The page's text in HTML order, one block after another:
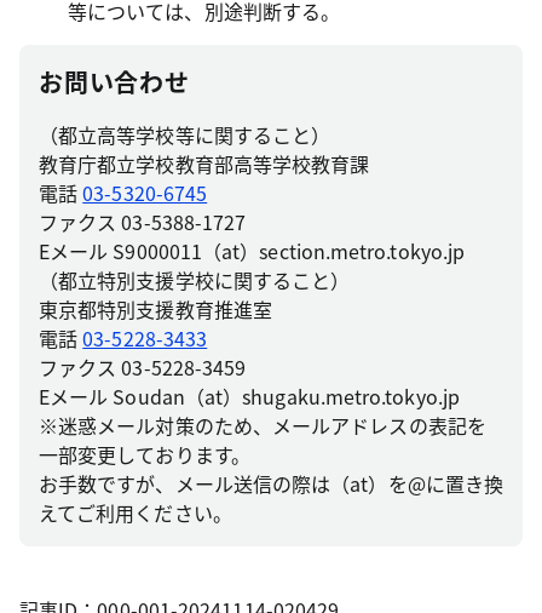
等については、別途判断する。
お問い合わせ
（都立高等学校等に関すること）
教育庁都立学校教育部高等学校教育課
電話03-5320-6745
ファクス 03-5388-1727
Eメール S9000011（at）section.metro.tokyo.jp
（都立特別支援学校に関すること）
東京都特別支援教育推進室
電話03-5228-3433
ファクス 03-5228-3459
Eメール Soudan（at）shugaku.metro.tokyo.jp
※迷惑メール対策のため、メールアドレスの表記を
一部変更しております。
お手数ですが、メール送信の際は（at）を@に置き換
えてご利用ください。